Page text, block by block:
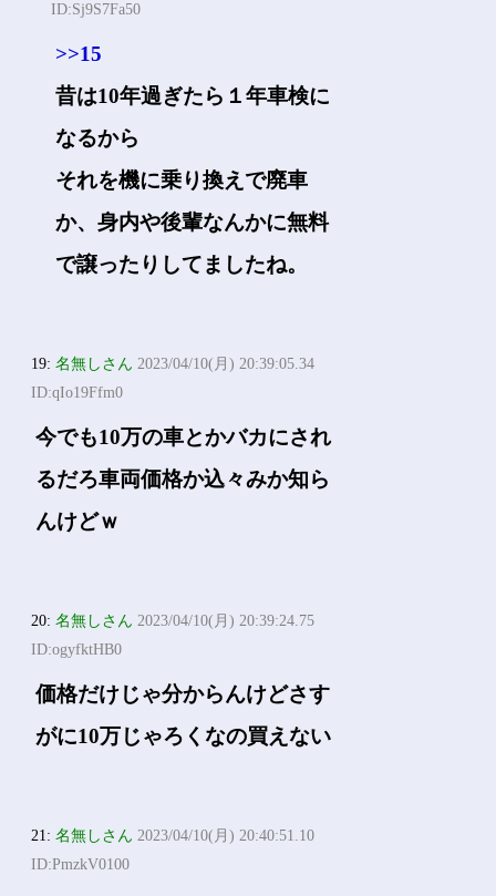
ID:Sj9S7Fa50
>>15
昔は10年過ぎたら１年車検に
なるから
それを機に乗り換えで廃車
か、身内や後輩なんかに無料
で譲ったりしてましたね。
19:名無しさん 2023/04/10(月) 20:39:05.34
ID:qIo19Ffm0
今でも10万の車とかバカにされ
るだろ車両価格か込々みか知ら
んけどｗ
20:名無しさん 2023/04/10(月) 20:39:24.75
ID:ogyfktHB0
価格だけじゃ分からんけどさす
がに10万じゃろくなの買えない
21:名無しさん 2023/04/10(月) 20:40:51.10
ID:PmzkV0100